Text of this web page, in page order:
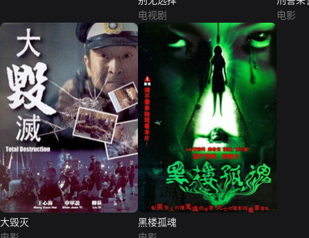
电视剧
电影
大毁灭
黑楼孤魂